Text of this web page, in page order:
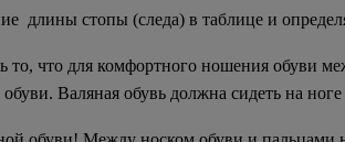
длины стопы (следа) в таблице и
то, что для комфортного ношения обуви
Валяная обувь должна сидеть на